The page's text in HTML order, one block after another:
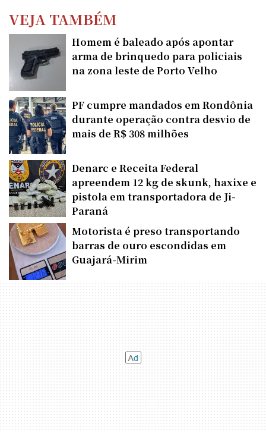
VEJA TAMBÉM
Homem é baleado após apontar
arma de brinquedo para policiais
na zona leste de Porto Velho
PF cumpre mandados em Rondônia
durante operação contra desvio de
mais de R$ 308 milhões
Denarc e Receita Federal
apreendem 12 kg de skunk, haxixe e
pistola em transportadora de Ji-
Paraná
Motorista é preso transportando
barras de ouro escondidas em
Guajará-Mirim